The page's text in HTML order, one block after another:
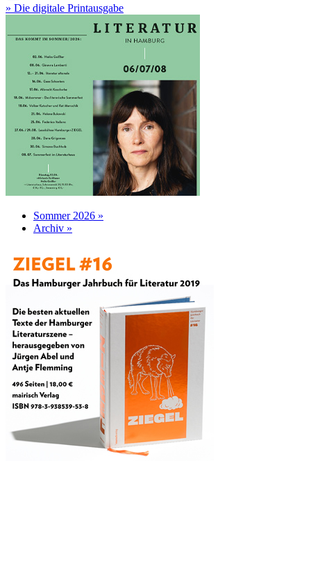
» Die digitale Printausgabe
Sommer 2026 »
Archiv »